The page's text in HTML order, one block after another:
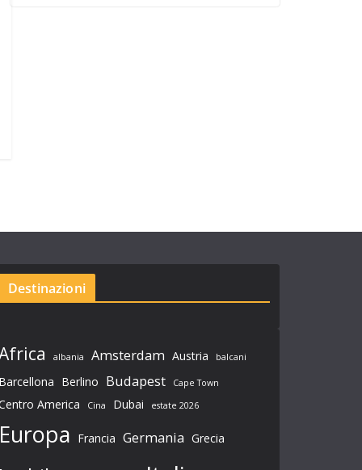
Destinazioni
albania Amsterdam Austria balcani
Barcellona Berlino Budapest Cape Town
America Cina Dubai estate 2026
Europa Francia Germania Grecia